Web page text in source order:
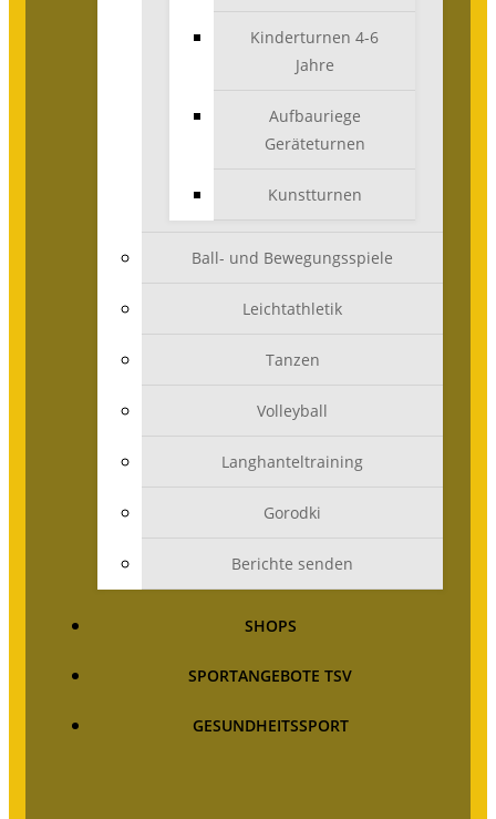
Kinderturnen 4-6
Jahre
Aufbauriege
Geräteturnen
Kunstturnen
Ball- und Bewegungsspiele
Leichtathletik
Tanzen
Volleyball
Langhanteltraining
Gorodki
Berichte senden
SHOPS
SPORTANGEBOTE TSV
GESUNDHEITSSPORT